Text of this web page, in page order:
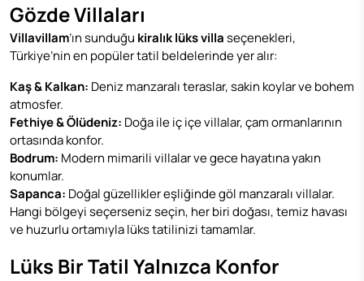
Gözde Villaları
Villavillam’ın sunduğu kiralık lüks villaseçenekleri,
Türkiye’nin en popüler tatil beldelerinde yer alır:
Kaş & Kalkan: Deniz manzaralı teraslar, sakin koylar ve bohem
atmosfer.
Fethiye & Ölüdeniz: Doğa ile iç içe villalar, çam ormanlarının
ortasında konfor.
Bodrum: Modern mimarili villalar ve gece hayatına yakın
konumlar.
Sapanca: Doğal güzellikler eşliğinde göl manzaralı villalar.
Hangi bölgeyi seçerseniz seçin, her biri doğası, temiz havası
ve huzurlu ortamıyla lüks tatilinizi tamamlar.
Lüks Bir Tatil Yalnızca Konfor